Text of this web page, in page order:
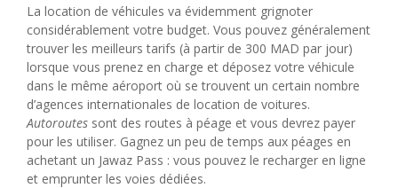
La location de véhicules va évidemment grignoter
considérablement votre budget. Vous pouvez généralement
trouver les meilleurs tarifs (à partir de 300 MAD par jour)
lorsque vous prenez en charge et déposez votre véhicule
dans le même aéroport où se trouvent un certain nombre
d’agences internationales de location de voitures.
Autoroutes sont des routes à péage et vous devrez payer
pour les utiliser. Gagnez un peu de temps aux péages en
achetant un Jawaz Pass : vous pouvez le recharger en ligne
et emprunter les voies dédiées.